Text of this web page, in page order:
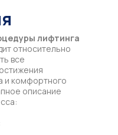
лифтинга
относительно
все
и комфортного
описание